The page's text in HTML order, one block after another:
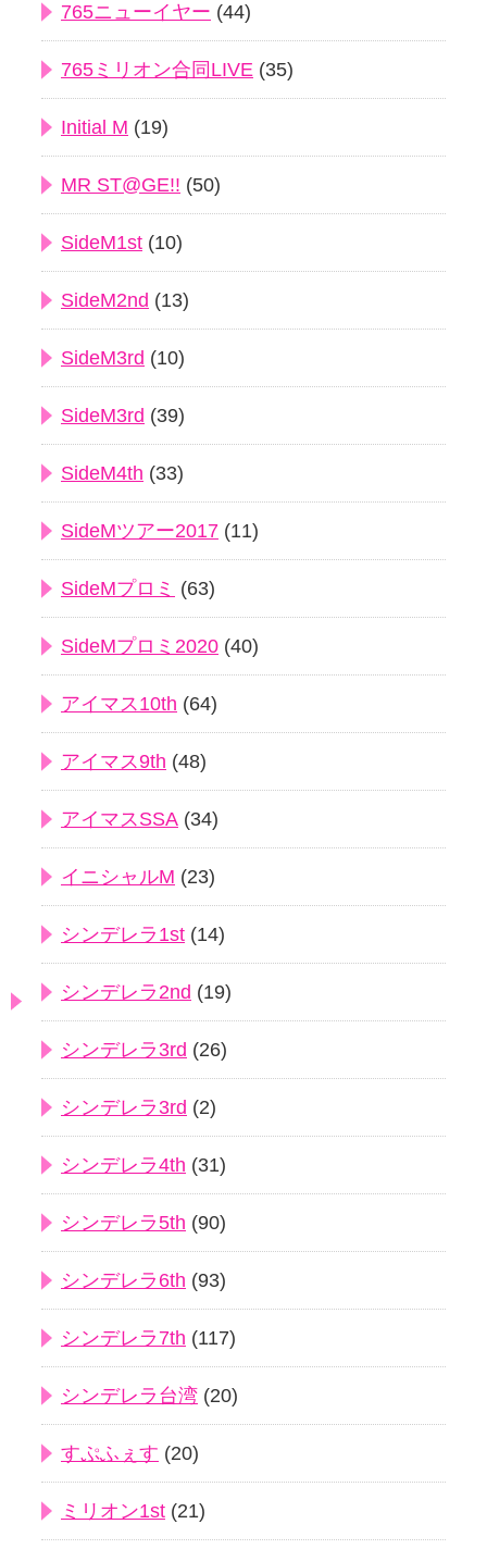
765ニューイヤー (44)
765ミリオン合同LIVE (35)
Initial M (19)
MR ST@GE!! (50)
SideM1st (10)
SideM2nd (13)
SideM3rd (10)
SideM3rd (39)
SideM4th (33)
SideMツアー2017 (11)
SideMプロミ (63)
SideMプロミ2020 (40)
アイマス10th (64)
アイマス9th (48)
アイマスSSA (34)
イニシャルM (23)
シンデレラ1st (14)
シンデレラ2nd (19)
シンデレラ3rd (26)
シンデレラ3rd (2)
シンデレラ4th (31)
シンデレラ5th (90)
シンデレラ6th (93)
シンデレラ7th (117)
シンデレラ台湾 (20)
すぷふぇす (20)
ミリオン1st (21)